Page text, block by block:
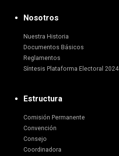
Nosotros
Nuestra Historia
Documentos Básicos
Reglamentos
Síntesis Plataforma Electoral 2024
Estructura
Comisión Permanente
Convención
Consejo
Coordinadora